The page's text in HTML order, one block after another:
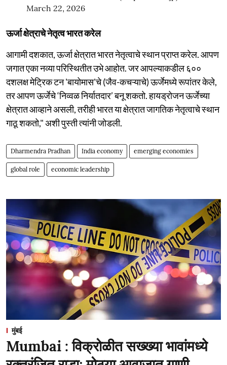
March 22, 2026
ऊर्जा क्षेत्राचे नेतृत्व भारत करेल
आगामी दशकात, ऊर्जा क्षेत्रात भारत नेतृत्वाचे स्थान प्राप्त करेल. आपण
जगात एका नव्या परिस्थितीत उभे आहोत. जर आपल्याकडील ६००
दशलक्ष मेट्रिक टन 'बायोमास'चे (जैव-कचऱ्याचे) ऊर्जेमध्ये रूपांतर केले,
तर आपण ऊर्जेचे ‘निव्वळ निर्यातदार’ बनू शकतो. हायड्रोजन ऊर्जेच्या
क्षेत्रात आव्हाने असली, तरीही भारत या क्षेत्रात जागतिक नेतृत्वाचे स्थान
गाठू शकतो," अशी पुस्ती त्यांनी जोडली.
Dharmendra Pradhan India economy emerging economies
global role economic leadership
मुंबई
Mumbai : विक्रोळीत सख्ख्या भावांमध्ये